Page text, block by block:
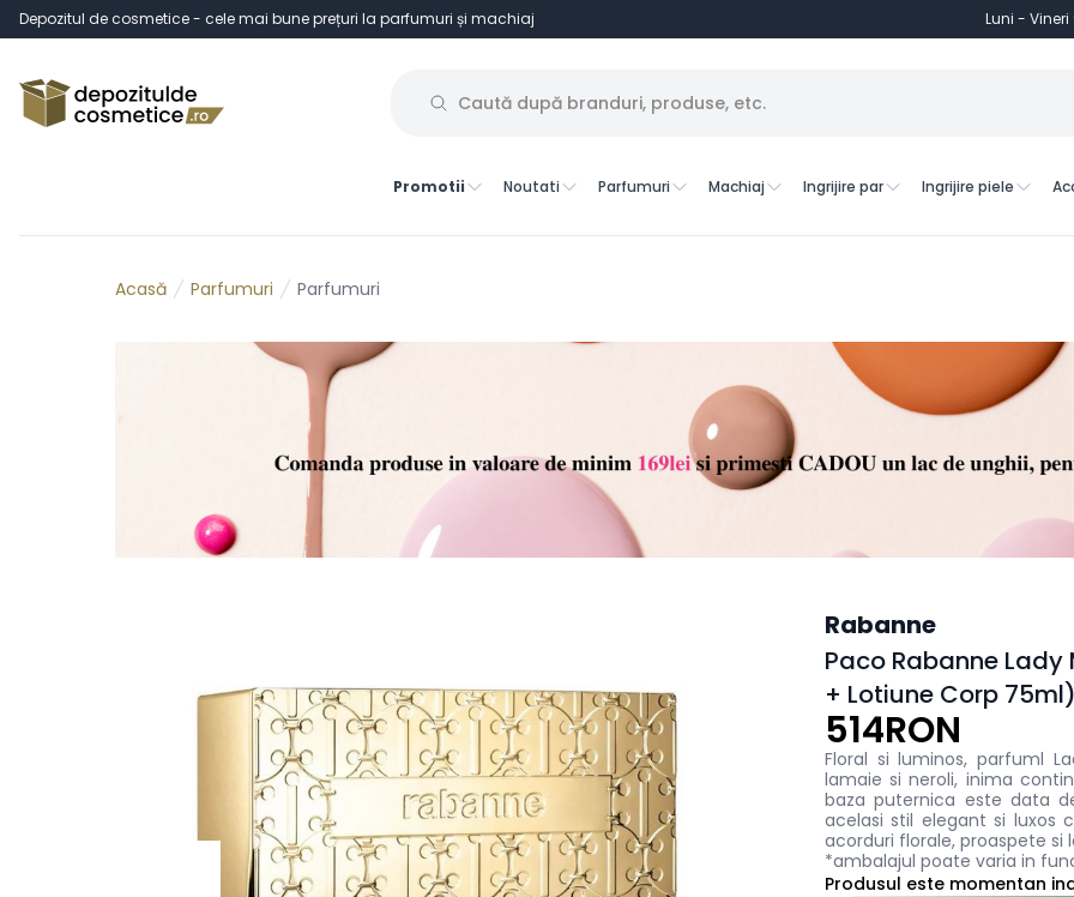
Depozitul de cosmetice - cele mai bune prețuri la parfumuri și machiaj Luni - Vineri
Promotii Noutati Parfumuri Machiaj Ingrijire par Ingrijire piele
Acasă Parfumuri Parfumuri
Rabanne
Paco Rabanne
+ Lotiune Corp 75ml)
514RON
Floral si luminos, parfuml
lamaie si neroli, inima
baza puternica este data
acelasi stil elegant si luxos
acorduri florale, proaspete si
*ambalajul poate varia in
Produsul este momentan